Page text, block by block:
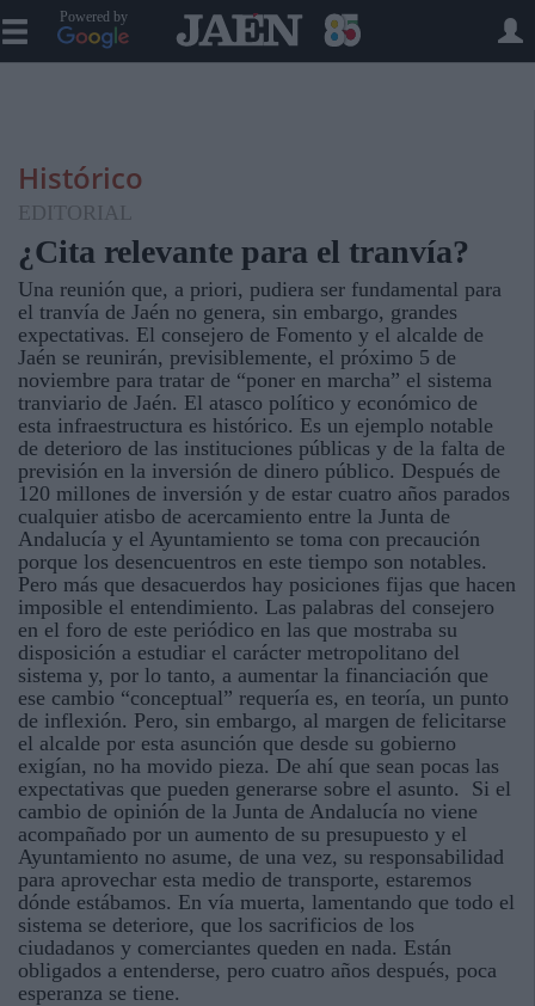
Powered by
Histórico
EDITORIAL
¿Cita relevante para el tranvía?
Una reunión que, a priori, pudiera ser fundamental para
el tranvía de Jaén no genera, sin embargo, grandes
expectativas. El consejero de Fomento y el alcalde de
Jaén se reunirán, previsiblemente, el próximo 5 de
noviembre para tratar de “poner en marcha” el sistema
tranviario de Jaén. El atasco político y económico de
esta infraestructura es histórico. Es un ejemplo notable
de deterioro de las instituciones públicas y de la falta de
previsión en la inversión de dinero público. Después de
120 millones de inversión y de estar cuatro años parados
cualquier atisbo de acercamiento entre la Junta de
Andalucía y el Ayuntamiento se toma con precaución
porque los desencuentros en este tiempo son notables.
Pero más que desacuerdos hay posiciones fijas que hacen
imposible el entendimiento. Las palabras del consejero
en el foro de este periódico en las que mostraba su
disposición a estudiar el carácter metropolitano del
sistema y, por lo tanto, a aumentar la financiación que
ese cambio “conceptual” requería es, en teoría, un punto
de inflexión. Pero, sin embargo, al margen de felicitarse
el alcalde por esta asunción que desde su gobierno
exigían, no ha movido pieza. De ahí que sean pocas las
expectativas que pueden generarse sobre el asunto. Si el
cambio de opinión de la Junta de Andalucía no viene
acompañado por un aumento de su presupuesto y el
Ayuntamiento no asume, de una vez, su responsabilidad
para aprovechar esta medio de transporte, estaremos
dónde estábamos. En vía muerta, lamentando que todo el
sistema se deteriore, que los sacrificios de los
ciudadanos y comerciantes queden en nada. Están
obligados a entenderse, pero cuatro años después, poca
esperanza se tiene.